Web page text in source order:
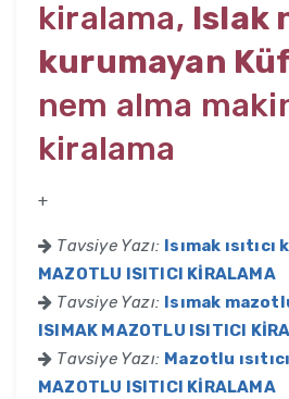
kiralama, Islak
kurumayan
nem alma
kiralama
+
Tavsiye Yazı: Isımak
MAZOTLU ISITICI KİRALAMA
Tavsiye Yazı: Isımak
ISIMAK MAZOTLU ISITICI
Tavsiye Yazı: Mazotlu
MAZOTLU ISITICI KİRALAMA